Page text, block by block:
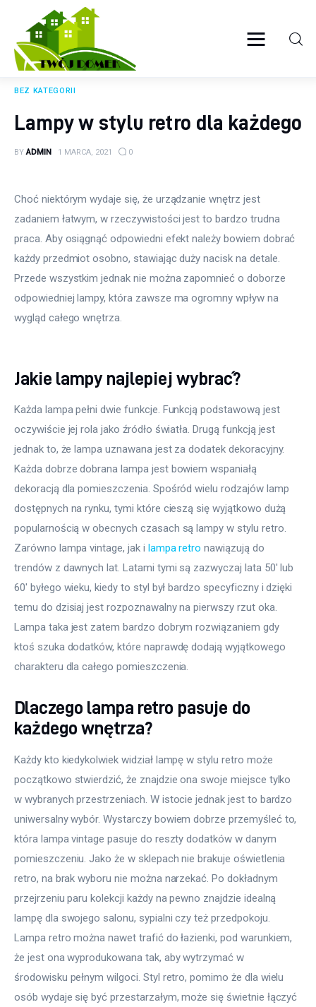
Twój domek
TWOJE ŻYCIE
Salon
Sypialnia
Budowa
BEZ KATEGORII
Lampy w stylu retro dla każdego
BY ADMIN 1 MARCA, 2021 0
Choć niektórym wydaje się, że urządzanie wnętrz jest
zadaniem łatwym, w rzeczywistości jest to bardzo trudna
praca. Aby osiągnąć odpowiedni efekt należy bowiem dobrać
każdy przedmiot osobno, stawiając duży nacisk na detale.
Przede wszystkim jednak nie można zapomnieć o doborze
odpowiedniej lampy, która zawsze ma ogromny wpływ na
wygląd całego wnętrza.
Jakie lampy najlepiej wybrać?
Każda lampa pełni dwie funkcje. Funkcją podstawową jest
oczywiście jej rola jako źródło światła. Drugą funkcją jest
jednak to, że lampa uznawana jest za dodatek dekoracyjny.
Każda dobrze dobrana lampa jest bowiem wspaniałą
dekoracją dla pomieszczenia. Spośród wielu rodzajów lamp
dostępnych na rynku, tymi które cieszą się wyjątkowo dużą
popularnością w obecnych czasach są lampy w stylu retro.
Zarówno lampa vintage, jak i lampa retro nawiązują do
trendów z dawnych lat. Latami tymi są zazwyczaj lata 50′ lub
60′ byłego wieku, kiedy to styl był bardzo specyficzny i dzięki
temu do dzisiaj jest rozpoznawalny na pierwszy rzut oka.
Lampa taka jest zatem bardzo dobrym rozwiązaniem gdy
ktoś szuka dodatków, które naprawdę dodają wyjątkowego
charakteru dla całego pomieszczenia.
Dlaczego lampa retro pasuje do
każdego wnętrza?
Każdy kto kiedykolwiek widział lampę w stylu retro może
początkowo stwierdzić, że znajdzie ona swoje miejsce tylko
w wybranych przestrzeniach. W istocie jednak jest to bardzo
uniwersalny wybór. Wystarczy bowiem dobrze przemyśleć to,
która lampa vintage pasuje do reszty dodatków w danym
pomieszczeniu. Jako że w sklepach nie brakuje oświetlenia
retro, na brak wyboru nie można narzekać. Po dokładnym
przejrzeniu paru kolekcji każdy na pewno znajdzie idealną
lampę dla swojego salonu, sypialni czy też przedpokoju.
Lampa retro można nawet trafić do łazienki, pod warunkiem,
że jest ona wyprodukowana tak, aby wytrzymać w
środowisku pełnym wilgoci. Styl retro, pomimo że dla wielu
osób wydaje się być przestarzałym, może się świetnie łączyć